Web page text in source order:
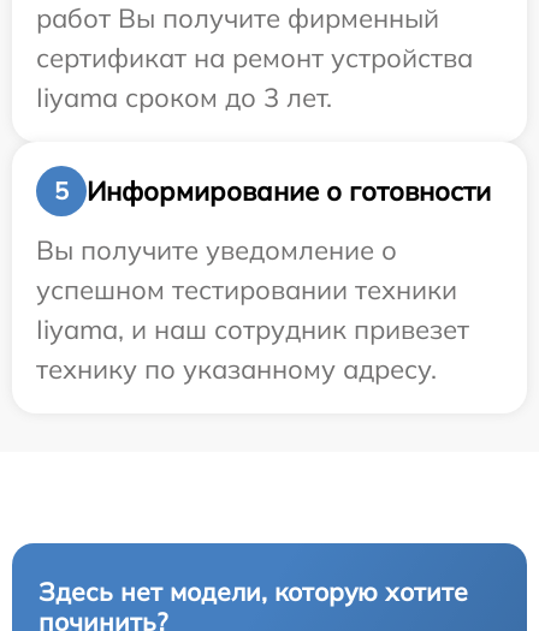
работ Вы получите фирменный
сертификат на ремонт устройства
Iiyama сроком до 3 лет.
5
Информирование о готовности
Вы получите уведомление о
успешном тестировании техники
Iiyama, и наш сотрудник привезет
технику по указанному адресу.
Здесь нет модели, которую хотите
починить?